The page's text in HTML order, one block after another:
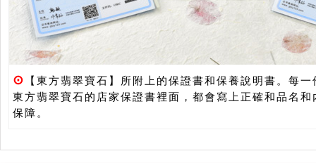
⊙
【東方翡翠寶石】所附上的保證書和保養說明書。每
東方翡翠寶石的店家保證書裡面，都會寫上正確和品名
保障。